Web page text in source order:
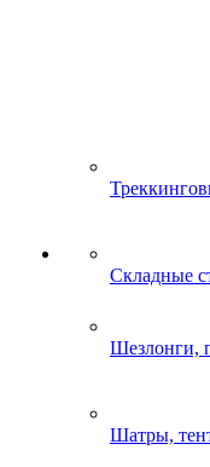
Складные
Шезлонги,
Шатры,